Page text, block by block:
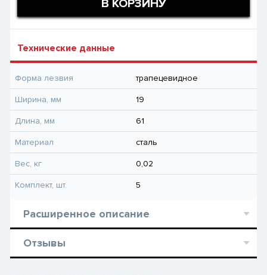
В КОРЗИНУ
Технические данные
Форма лезвия трапецевидное
Ширина, мм 19
Длина, мм 61
Материал сталь
Вес, кг 0,02
Комплект, шт. 5
Расширенное описание
Отзывы